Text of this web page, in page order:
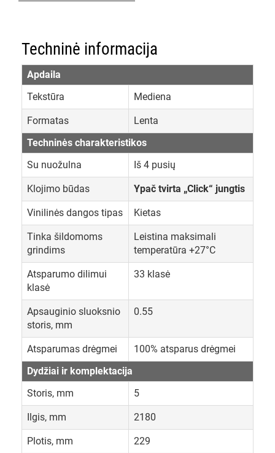
Techninė informacija
Apdaila
Tekstūra
Mediena
Formatas
Lenta
Techninės charakteristikos
Su nuožulna
Iš 4 pusių
Klojimo būdas Ypač tvirta „Click“ jungtis
Vinilinės dangos tipas Kietas
Tinka šildomoms
grindims
Leistina maksimali
temperatūra +27°C
Atsparumo dilimui
klasė
33 klasė
Apsauginio sluoksnio
storis, mm
0.55
Atsparumas drėgmei
100% atsparus drėgmei
Dydžiai ir komplektacija
Storis, mm
5
Ilgis, mm 2180
Plotis, mm 229